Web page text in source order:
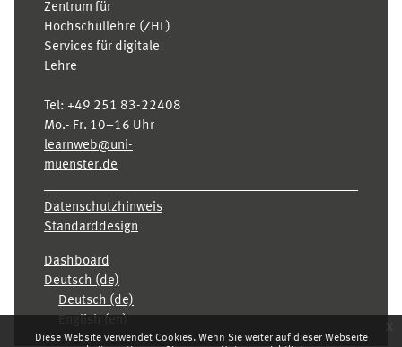
Diese Website verwendet Cookies. Wenn Sie weiter auf dieser Webseite
x
Zentrum für
Hochschullehre (ZHL)
Services für digitale
Lehre
Tel: +49 251 83-22408
Mo.- Fr. 10–16 Uhr
learnweb@uni-
muenster.de
Datenschutzhinweis
Standarddesign
Dashboard
Deutsch ‎(de)‎
Deutsch ‎(de)‎